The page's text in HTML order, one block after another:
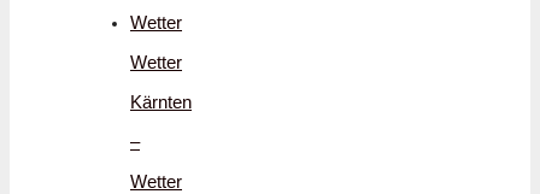
Wetter
Wetter
Kärnten
–
Wetter